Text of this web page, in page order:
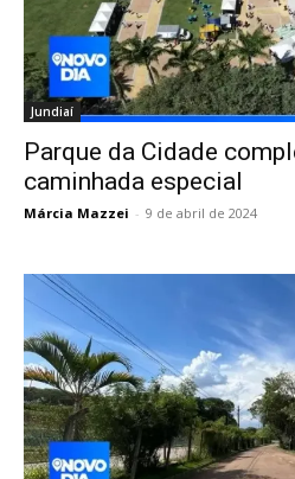
Jundiaí
Parque da Cidade
caminhada especial
Márcia Mazzei - 9 de abril de 2024